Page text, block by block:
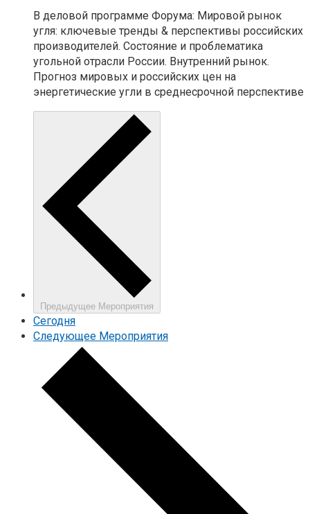
В деловой программе Форума: Мировой рынок
угля: ключевые тренды & перспективы российских
производителей. Состояние и проблематика
угольной отрасли России. Внутренний рынок.
Прогноз мировых и российских цен на
энергетические угли в среднесрочной перспективе
Предыдущее Мероприятия
Cегодня
Следующее Мероприятия